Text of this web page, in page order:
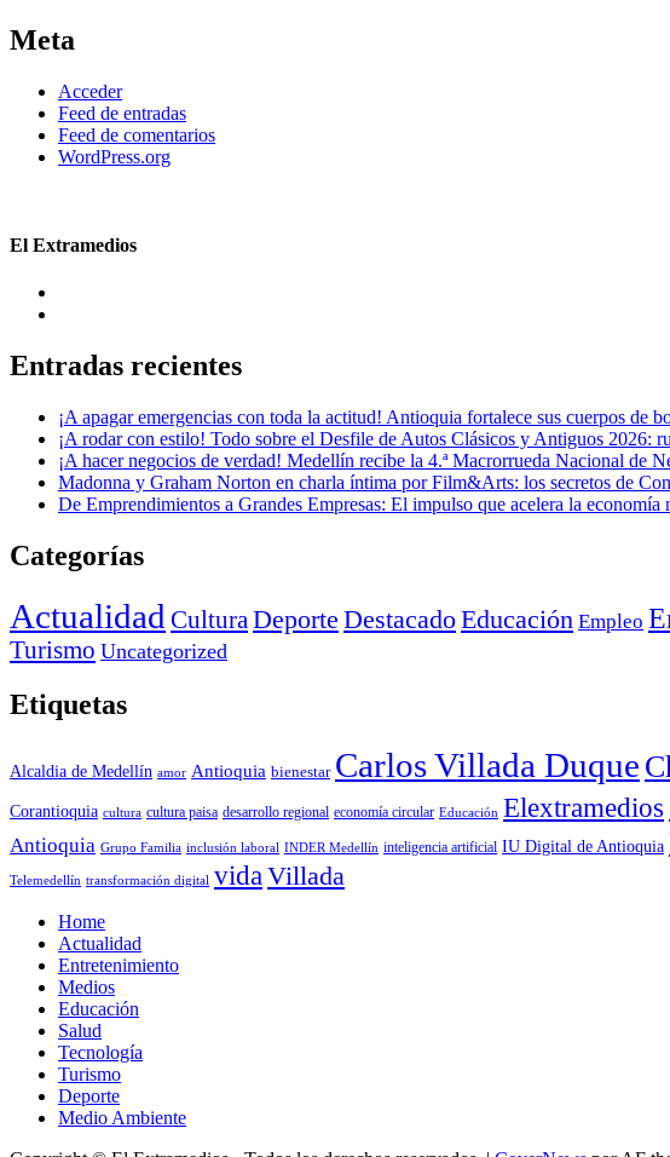
Meta
Acceder
Feed de entradas
Feed de comentarios
WordPress.org
El Extramedios
Entradas recientes
¡A apagar emergencias con toda la actitud! Antioquia fortalece sus cuerpos de
¡A rodar con estilo! Todo sobre el Desfile de Autos Clásicos y Antiguos 2026:
¡A hacer negocios de verdad! Medellín recibe la 4.ª Macrorrueda Nacional de
Madonna y Graham Norton en charla íntima por Film&Arts: los secretos de
De Emprendimientos a Grandes Empresas: El impulso que acelera la economía
Categorías
Actualidad Cultura Deporte DestacadoEducación Empleo
Turismo Uncategorized
Etiquetas
Alcaldia de Medellín amor Antioquia bienestar Carlos Villada Duque
Corantioquia cultura cultura paisa desarrollo regional economía circular Educación Elextramedios
Antioquia Grupo Familia inclusión laboral INDER Medellín inteligencia artificial IU Digital de Antioquia
Telemedellín transformación digital vida Villada
Home
Actualidad
Entretenimiento
Medios
Educación
Salud
Tecnología
Turismo
Deporte
Medio Ambiente